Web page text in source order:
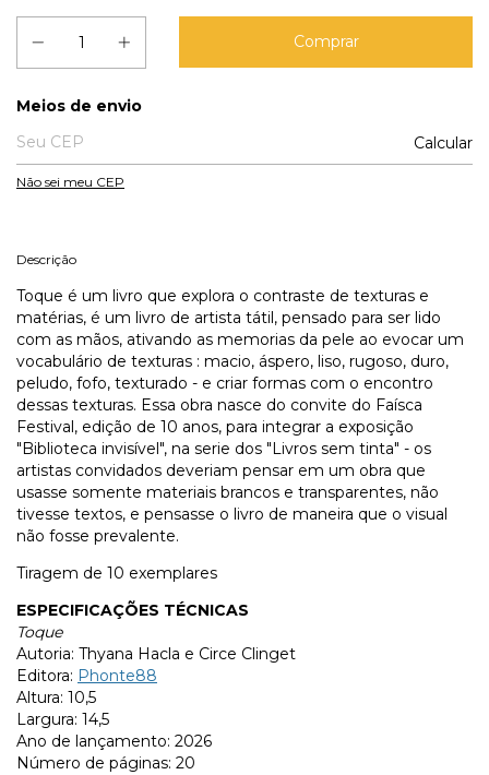
Entregas para o CEP:
Meios de envio
Calcular
Não sei meu CEP
Descrição
Toque é um livro que explora o contraste de texturas e
matérias, é um livro de artista tátil, pensado para ser lido
com as mãos, ativando as memorias da pele ao evocar um
vocabulário de texturas : macio, áspero, liso, rugoso, duro,
peludo, fofo, texturado - e criar formas com o encontro
dessas texturas. Essa obra nasce do convite do Faísca
Festival, edição de 10 anos, para integrar a exposição
"Biblioteca invisível", na serie dos "Livros sem tinta" - os
artistas convidados deveriam pensar em um obra que
usasse somente materiais brancos e transparentes, não
tivesse textos, e pensasse o livro de maneira que o visual
não fosse prevalente.
Tiragem de 10 exemplares
ESPECIFICAÇÕES TÉCNICAS
Toque
Autoria: Thyana Hacla e Circe Clinget
Editora: Phonte88
Altura: 10,5
Largura: 14,5
Ano de lançamento: 2026
Número de páginas: 20